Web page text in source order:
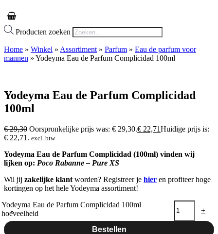
Producten zoeken
Home » Winkel » Assortiment » Parfum » Eau de parfum voor
mannen » Yodeyma Eau de Parfum Complicidad 100ml
Yodeyma Eau de Parfum Complicidad
100ml
€29,30 Oorspronkelijke prijs was: € 29,30.€ 22,71Huidige prijs is:
€ 22,71. excl. btw
Yodeyma Eau de Parfum Complicidad (100ml) vinden wij
lijken op: Poco Rabanne – Pure XS
Wil jij zakelijke klant worden? Registreer je hier en profiteer hoge
kortingen op het hele Yodeyma assortiment!
-
Yodeyma Eau de Parfum Complicidad 100ml
hoeveelheid
+
Bestellen